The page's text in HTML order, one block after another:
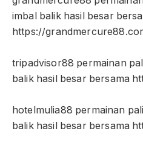
imbal balik hasil besar
https://
tripadvisor88 permainan
balik hasil besar bersama
hotelmulia88 permainan
balik hasil besar bersama